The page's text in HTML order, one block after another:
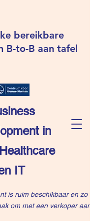
in
IT
bereikbare
B-to-B aan tafel
is ruim beschikbaar en zo
om met een verkoper aan